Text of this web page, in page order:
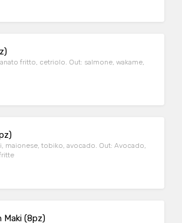
fritto, cetriolo. Out: salmone, wakame,
maionese, tobiko, avocado. Out: Avocado,
Maki (8pz)